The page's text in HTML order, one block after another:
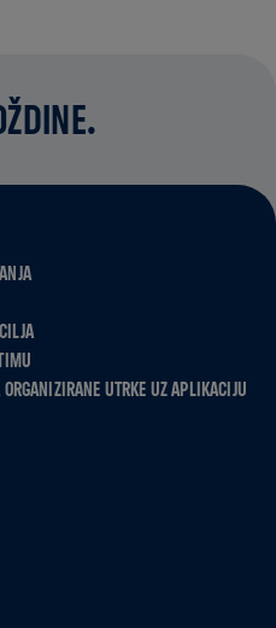
ORGANIZIRANE UTRKE UZ APLIKACIJU